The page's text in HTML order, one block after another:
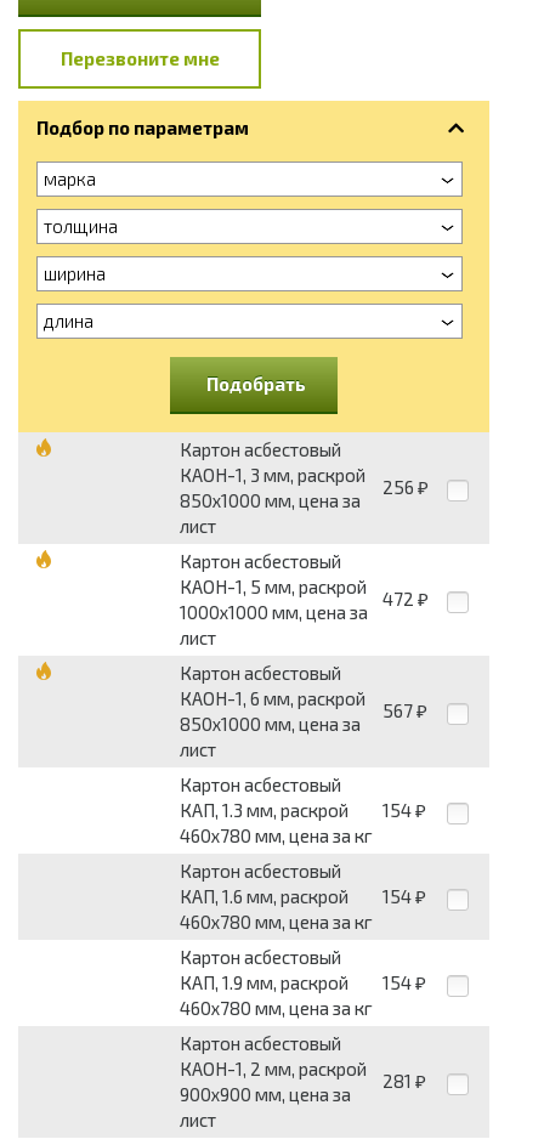
Перезвоните мне
Подбор по параметрам
марка
толщина
ширина
длина
Подобрать
Картон асбестовый
КАОН-1, 3 мм, раскрой
850x1000 мм, цена за
лист
256 ₽
Картон асбестовый
КАОН-1, 5 мм, раскрой
1000x1000 мм, цена за
лист
472 ₽
Картон асбестовый
КАОН-1, 6 мм, раскрой
850x1000 мм, цена за
лист
567 ₽
Картон асбестовый
КАП, 1.3 мм, раскрой
460x780 мм, цена за кг
154 ₽
Картон асбестовый
КАП, 1.6 мм, раскрой
460x780 мм, цена за кг
154 ₽
Картон асбестовый
КАП, 1.9 мм, раскрой
460x780 мм, цена за кг
154 ₽
Картон асбестовый
КАОН-1, 2 мм, раскрой
900x900 мм, цена за
лист
281 ₽